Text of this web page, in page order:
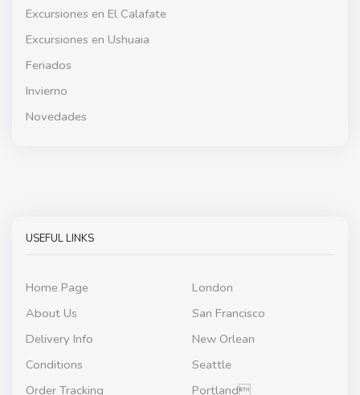
Excursiones en El Calafate
Excursiones en Ushuaia
Feriados
Invierno
Novedades
USEFUL LINKS
Home Page
About Us
Delivery Info
Conditions
Order Tracking
London
San Francisco
New Orlean
Seattle
Portland